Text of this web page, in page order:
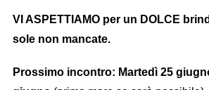
VI ASPETTIAMO per un DOLCE
sole non mancate.
Prossimo incontro: Martedì 25